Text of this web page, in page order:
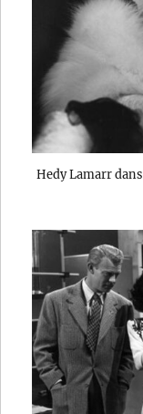
Hedy Lamarr dans